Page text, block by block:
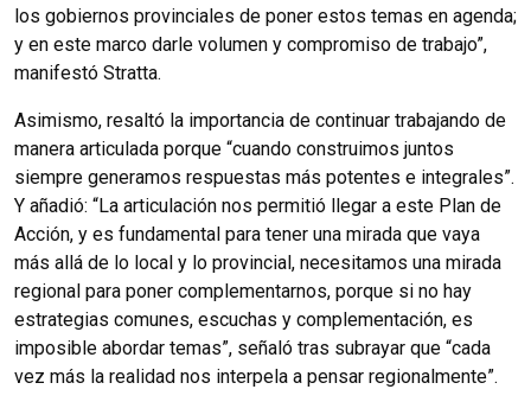
los gobiernos provinciales de poner estos temas en agenda;
y en este marco darle volumen y compromiso de trabajo”,
manifestó Stratta.
Asimismo, resaltó la importancia de continuar trabajando de
manera articulada porque “cuando construimos juntos
siempre generamos respuestas más potentes e integrales”.
Y añadió: “La articulación nos permitió llegar a este Plan de
Acción, y es fundamental para tener una mirada que vaya
más allá de lo local y lo provincial, necesitamos una mirada
regional para poner complementarnos, porque si no hay
estrategias comunes, escuchas y complementación, es
imposible abordar temas”, señaló tras subrayar que “cada
vez más la realidad nos interpela a pensar regionalmente”.